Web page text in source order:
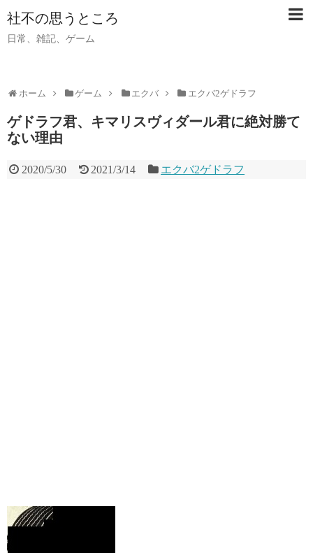
社不の思うところ
日常、雑記、ゲーム
ホーム ゲーム エクバ エクバ2ゲドラフ
ゲドラフ君、キマリスヴィダール君に絶対勝て
ない理由
2020/5/30 2021/3/14 エクバ2ゲドラフ